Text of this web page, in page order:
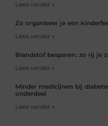
Lees verder »
Zo organiseer je een
Lees verder »
Brandstof besparen: zo rij je
Lees verder »
Minder medicijnen bij
onderdeel
Lees verder »